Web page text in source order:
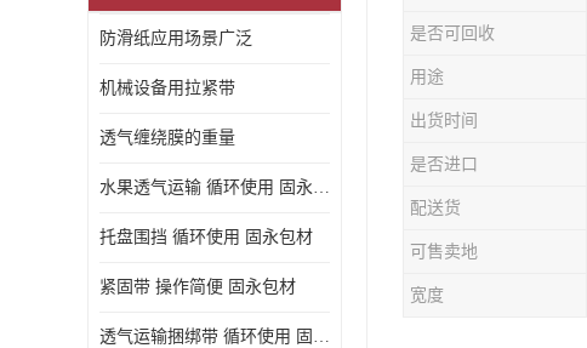
防滑纸应用场景广泛
机械设备用拉紧带
透气缠绕膜的重量
水果透气运输 循环使用 固永包材
托盘围挡 循环使用 固永包材
紧固带 操作简便 固永包材
透气运输捆绑带 循环使用 固永包材
是否可回收
用途
出货时间
是否进口
配送货
可售卖地
宽度